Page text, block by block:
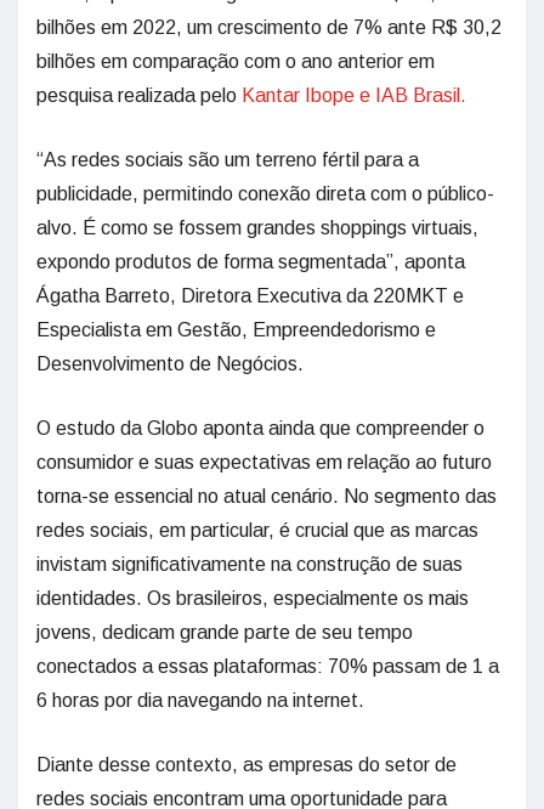
bilhões em 2022, um crescimento de 7% ante R$ 30,2
bilhões em comparação com o ano anterior em
pesquisa realizada pelo Kantar Ibope e IAB Brasil.
“As redes sociais são um terreno fértil para a
publicidade, permitindo conexão direta com o público-
alvo. É como se fossem grandes shoppings virtuais,
expondo produtos de forma segmentada”, aponta
Ágatha Barreto, Diretora Executiva da 220MKT e
Especialista em Gestão, Empreendedorismo e
Desenvolvimento de Negócios.
O estudo da Globo aponta ainda que compreender o
consumidor e suas expectativas em relação ao futuro
torna-se essencial no atual cenário. No segmento das
redes sociais, em particular, é crucial que as marcas
invistam significativamente na construção de suas
identidades. Os brasileiros, especialmente os mais
jovens, dedicam grande parte de seu tempo
conectados a essas plataformas: 70% passam de 1 a
6 horas por dia navegando na internet.
Diante desse contexto, as empresas do setor de
redes sociais encontram uma oportunidade para